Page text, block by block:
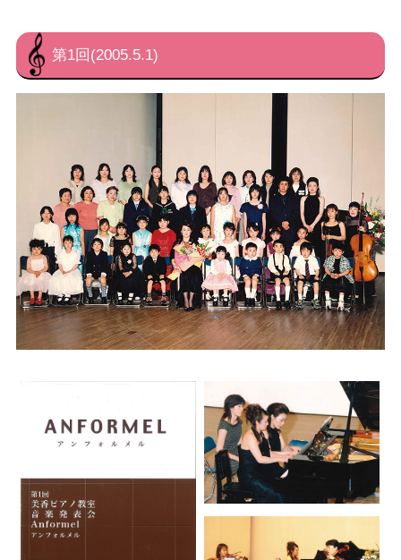
第1回(2005.5.1)